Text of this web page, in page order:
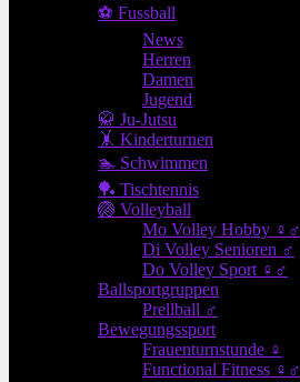
⚽ Fussball
News
Herren
Damen
Jugend
🥋 Ju-Jutsu
🤸 Kinderturnen
🏊 Schwimmen
🏓 Tischtennis
🏐 Volleyball
Mo Volley Hobby ♀♂
Di Volley Senioren ♂
Do Volley Sport ♀♂
Ballsportgruppen
Prellball ♂
Bewegungssport
Frauenturnstunde ♀
Functional Fitness ♀♂